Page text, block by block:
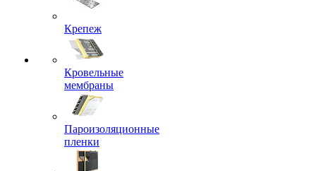
Крепеж
Кровельные
мембраны
Пароизоляционные
пленки